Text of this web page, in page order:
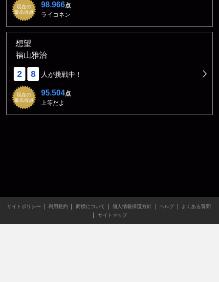
現在の
最高得点
98.966点
ライコネン
想望
福山雅治
2 8 人が挑戦中！
現在の
最高得点
95.504点
上等だよ
サイトポリシー 利用規約 商標について 個人情報保護方針 ヘルプ
よくある質問
サイトマップ